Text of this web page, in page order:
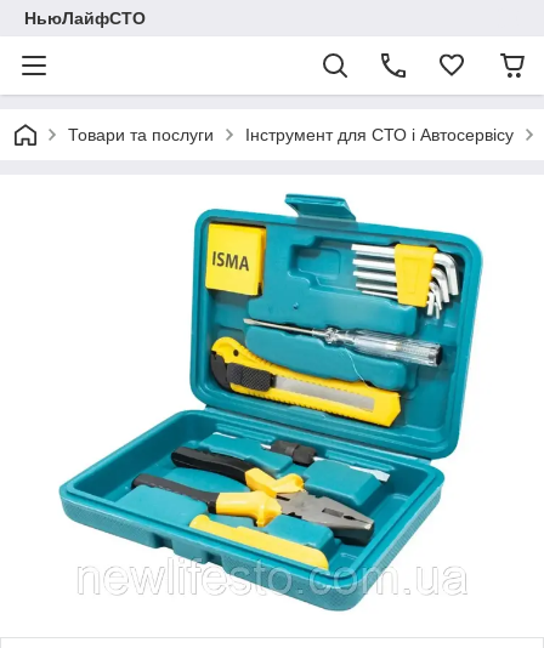
НьюЛайфСТО
Товари та послуги Інструмент для СТО і Автосервісу